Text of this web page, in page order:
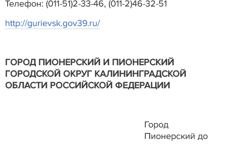
Телефон: (011-51)2-33-46, (011-2)46-32-51
http://gurievsk.gov39.ru/
ГОРОД ПИОНЕРСКИЙ И ПИОНЕРСКИЙ
ГОРОДСКОЙ ОКРУГ КАЛИНИНГРАДСКОЙ
ОБЛАСТИ РОССИЙСКОЙ ФЕДЕРАЦИИ
Город
Пионерский до